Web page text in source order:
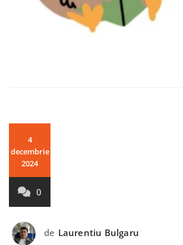
4
decembrie
2024
0
de Laurentiu Bulgaru